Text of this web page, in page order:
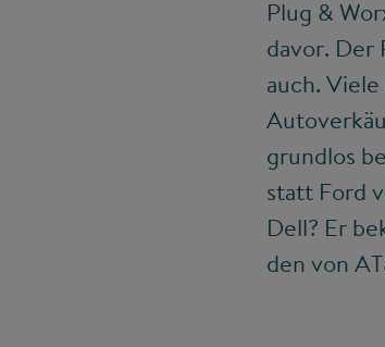
Plug &
davor. Der
auch.
grundlos
statt Ford
Dell? Er
den von